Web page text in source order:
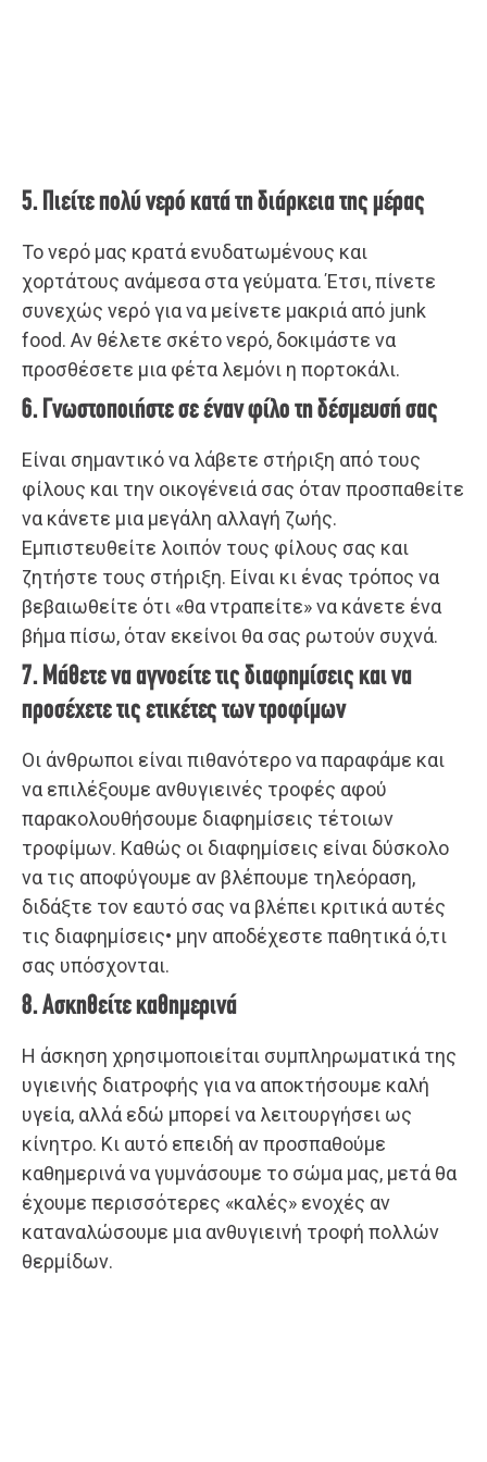
5. Πιείτε πολύ νερό κατά τη διάρκεια της μέρας
Το νερό μας κρατά ενυδατωμένους και
χορτάτους ανάμεσα στα γεύματα. Έτσι, πίνετε
συνεχώς νερό για να μείνετε μακριά από junk
food. Αν θέλετε σκέτο νερό, δοκιμάστε να
προσθέσετε μια φέτα λεμόνι η πορτοκάλι.
6. Γνωστοποιήστε σε έναν φίλο τη δέσμευσή σας
Είναι σημαντικό να λάβετε στήριξη από τους
φίλους και την οικογένειά σας όταν προσπαθείτε
να κάνετε μια μεγάλη αλλαγή ζωής.
Εμπιστευθείτε λοιπόν τους φίλους σας και
ζητήστε τους στήριξη. Είναι κι ένας τρόπος να
βεβαιωθείτε ότι «θα ντραπείτε» να κάνετε ένα
βήμα πίσω, όταν εκείνοι θα σας ρωτούν συχνά.
7. Μάθετε να αγνοείτε τις διαφημίσεις και να
προσέχετε τις ετικέτες των τροφίμων
Οι άνθρωποι είναι πιθανότερο να παραφάμε και
να επιλέξουμε ανθυγιεινές τροφές αφού
παρακολουθήσουμε διαφημίσεις τέτοιων
τροφίμων. Καθώς οι διαφημίσεις είναι δύσκολο
να τις αποφύγουμε αν βλέπουμε τηλεόραση,
διδάξτε τον εαυτό σας να βλέπει κριτικά αυτές
τις διαφημίσεις• μην αποδέχεστε παθητικά ό,τι
σας υπόσχονται.
8. Ασκηθείτε καθημερινά
Η άσκηση χρησιμοποιείται συμπληρωματικά της
υγιεινής διατροφής για να αποκτήσουμε καλή
υγεία, αλλά εδώ μπορεί να λειτουργήσει ως
κίνητρο. Κι αυτό επειδή αν προσπαθούμε
καθημερινά να γυμνάσουμε το σώμα μας, μετά θα
έχουμε περισσότερες «καλές» ενοχές αν
καταναλώσουμε μια ανθυγιεινή τροφή πολλών
θερμίδων.